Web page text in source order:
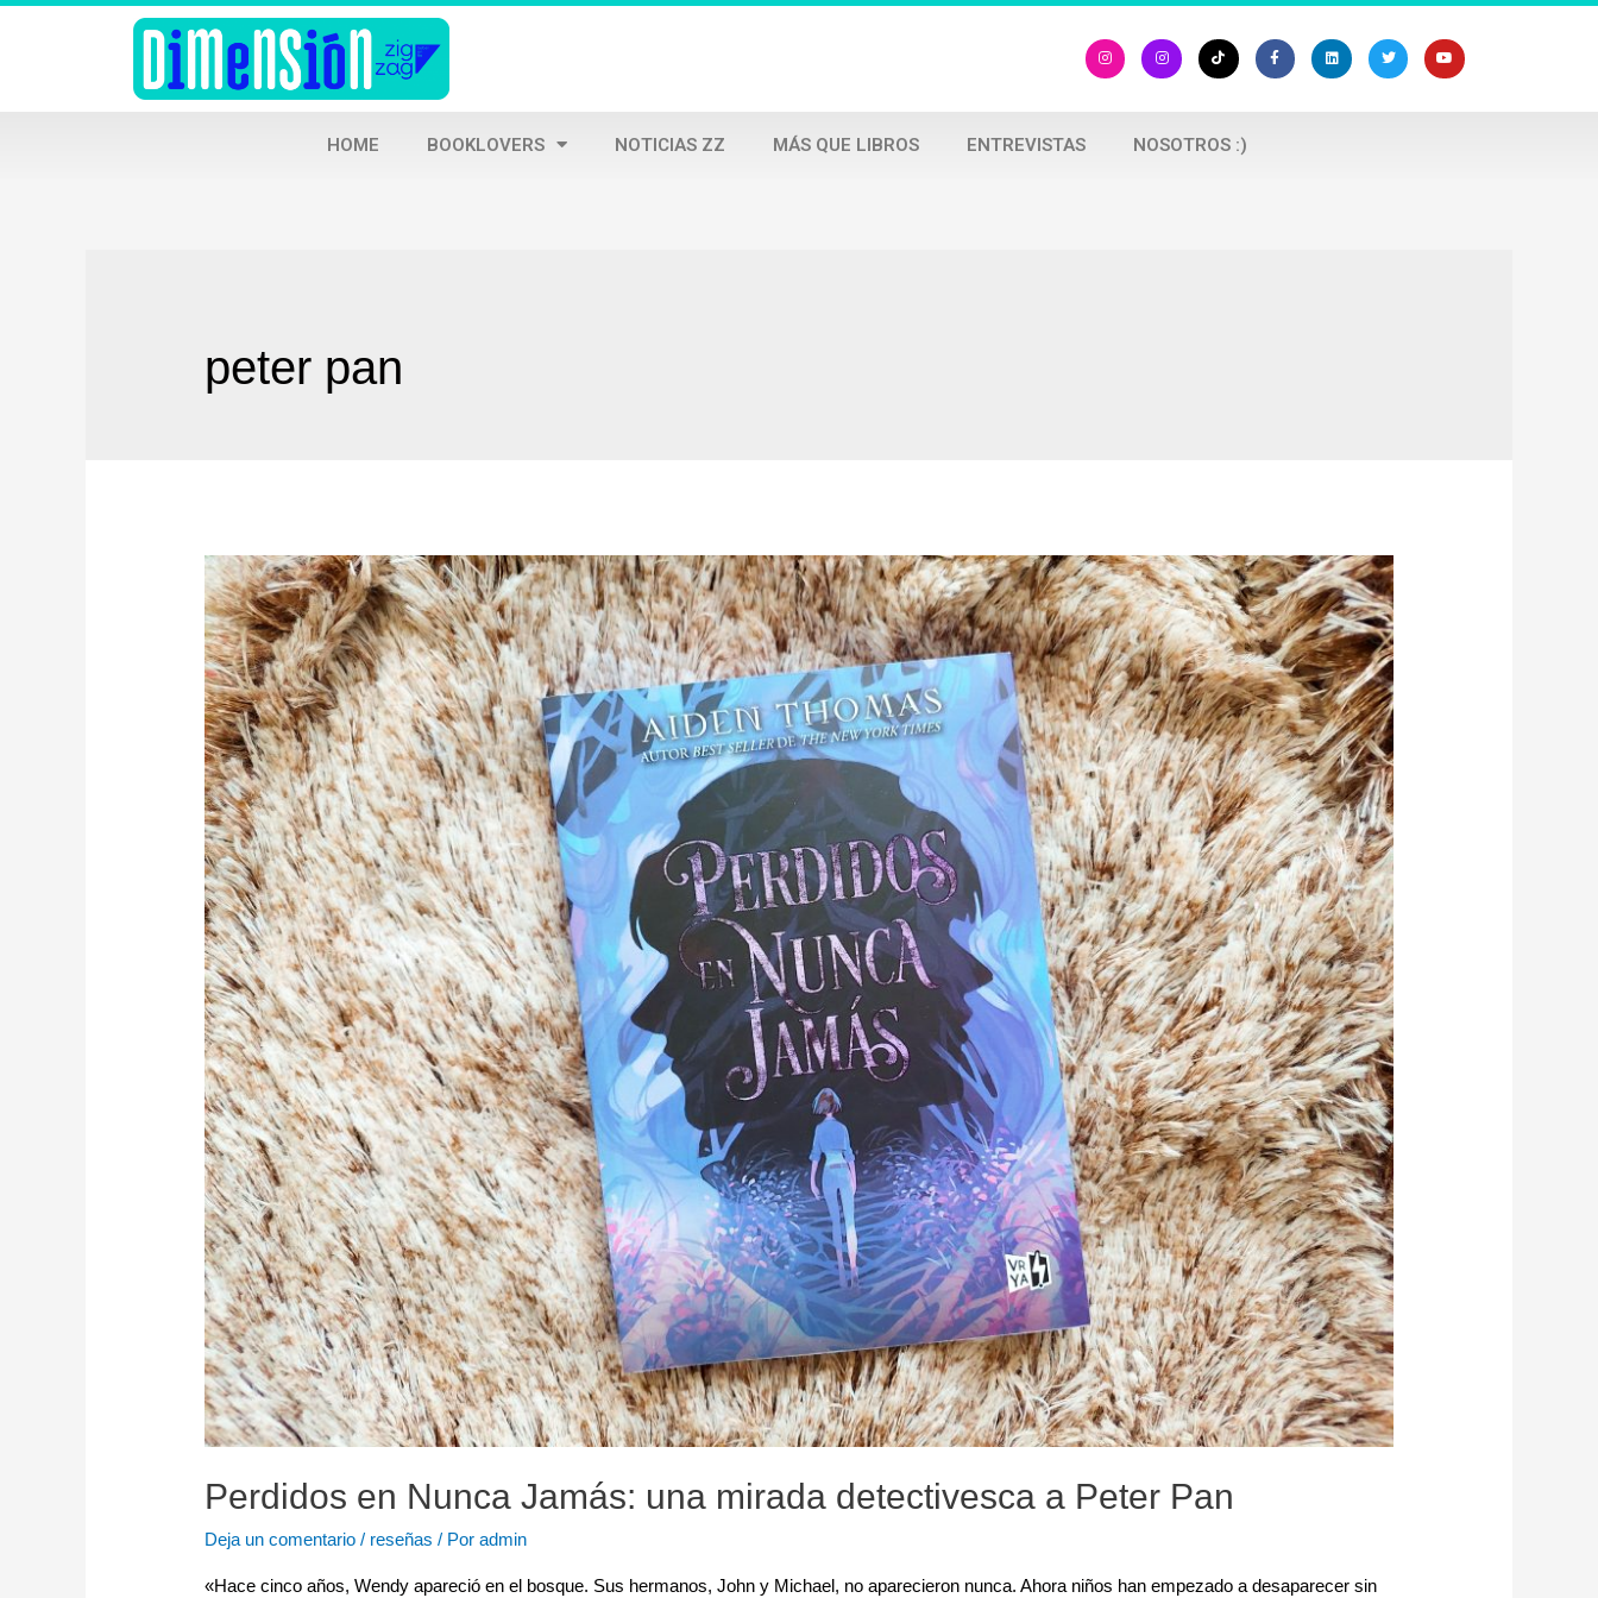
HOME BOOKLOVERS NOTICIAS ZZ MÁS QUE LIBROS ENTREVISTAS NOSOTROS :)
peter pan
Perdidos en Nunca Jamás: una mirada detectivesca a Peter Pan
Deja un comentario / reseñas / Poradmin
«Hace cinco años, Wendy apareció en el bosque. Sus hermanos, John y Michael, no aparecieron nunca. Ahora niños han empezado a desaparecer sin